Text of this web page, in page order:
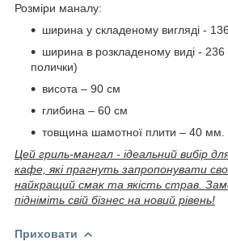
Розміри маналу:
ширина у складеному вигляді -
ширина в розкладеному виді - 236
полички)
висота – 90 см
глибина – 60 см
товщина шамотної плити – 40 мм.
Цей гриль-мангал - ідеальний вибір
кафе, які прагнуть запропонувати
найкращий смак та якість страв.
підніміть свій бізнес на новий рівень!
Приховати